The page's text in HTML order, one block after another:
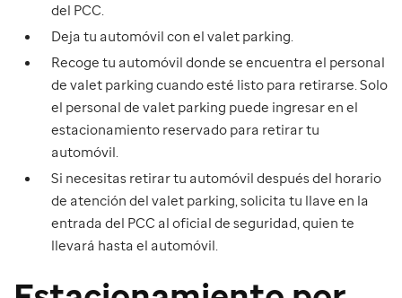
del PCC.
Deja tu automóvil con el valet parking.
Recoge tu automóvil donde se encuentra el personal
de valet parking cuando esté listo para retirarse. Solo
el personal de valet parking puede ingresar en el
estacionamiento reservado para retirar tu
automóvil.
Si necesitas retirar tu automóvil después del horario
de atención del valet parking, solicita tu llave en la
entrada del PCC al oficial de seguridad, quien te
llevará hasta el automóvil.